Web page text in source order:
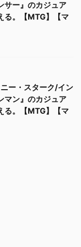
サー』のカジュア
る。【MTG】【マ
ー・スターク/イン
マン』のカジュア
る。【MTG】【マ